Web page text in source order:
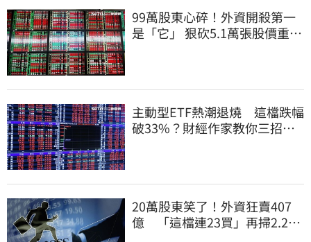
99萬股東心碎！外資開殺第一
是「它」 狠砍5.1萬張股價重挫
主動型ETF熱潮退燒 這檔跌幅
破33%？財經作家教你三招避
20萬股東笑了！外資狂賣407
億 「這檔連23買」再掃2.2萬